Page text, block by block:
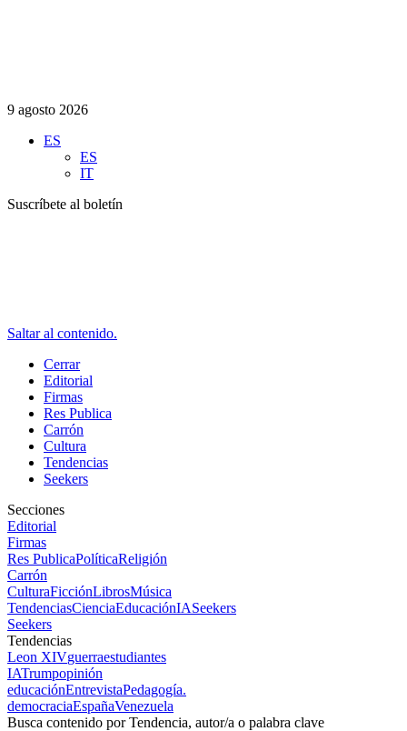
9 agosto 2026
ES
ES
IT
Suscríbete al boletín
Saltar al contenido.
Cerrar
Editorial
Firmas
Res Publica
Carrón
Cultura
Tendencias
Seekers
Secciones
Editorial
Firmas
Res PublicaPolíticaReligión
Carrón
CulturaFicciónLibrosMúsica
TendenciasCienciaEducaciónIASeekers
Seekers
Tendencias
Leon XIVguerraestudiantes
IATrumpopinión
educaciónEntrevistaPedagogía.
democraciaEspañaVenezuela
Busca contenido por Tendencia, autor/a o palabra clave